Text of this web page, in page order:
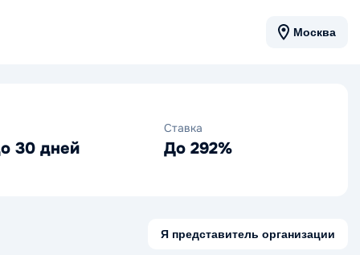
Москва
30 дней
Ставка
До 292%
Я представитель организации